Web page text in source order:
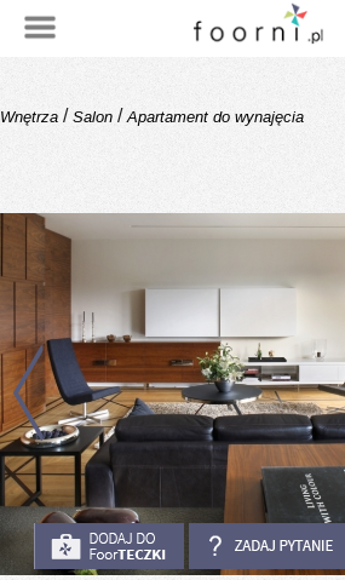
Wnętrza / Salon / Apartament do wynajęcia